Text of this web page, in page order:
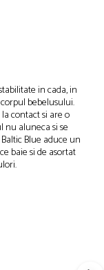
in cada, in
bebelusului.
contact si are o
nu aluneca si se
Blue aduce un
baie si de asortat